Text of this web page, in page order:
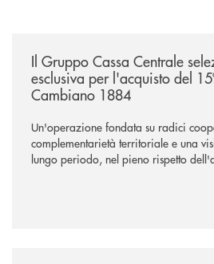
Il Gruppo Cassa Centrale
esclusiva per l'acquisto del
Cambiano 1884
Un'operazione fondata su radici
complementarietà territoriale e una
lungo periodo, nel pieno rispetto
negoziazione esclusiva per la